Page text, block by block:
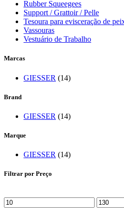
Rubber Squeegees
Support / Grattoir / Pelle
Tesoura para evisceração de
Vassouras
Vestuário de Trabalho
Marcas
GIESSER (14)
Brand
GIESSER (14)
Marque
GIESSER (14)
Filtrar por Preço